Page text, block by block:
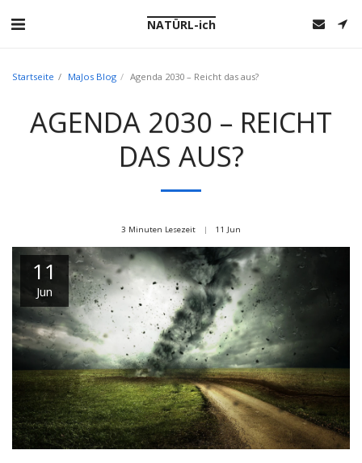
NATÜRL-ich
Startseite MaJos Blog Agenda 2030 – Reicht das aus?
AGENDA 2030 – REICHT
DAS AUS?
3 Minuten Lesezeit 11 Jun
11
Jun